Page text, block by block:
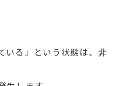
いる」という状態は、非